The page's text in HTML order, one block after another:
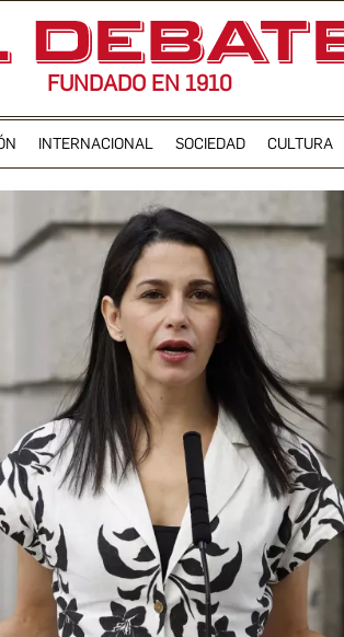
FUNDADO EN 1910
INTERNACIONAL SOCIEDAD CULTURA